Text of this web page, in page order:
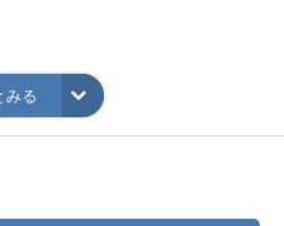
月「談慶の笑える絵手紙展」）
ティ司会、結婚式など）
みる